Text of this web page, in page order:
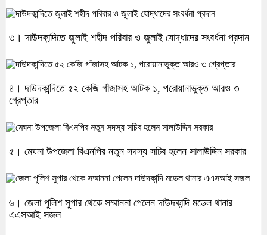
৩। দাউদকান্দিতে জুলাই শহীদ পরিবার ও জুলাই যোদ্ধাদের সংবর্ধনা প্রদান
৪। দাউদকান্দিতে ৫২ কেজি গাঁজাসহ আটক ১, পরোয়ানাভুক্ত আরও ৩
গ্রেপ্তার
৫। মেঘনা উপজেলা বিএনপির নতুন সদস্য সচিব হলেন সালাউদ্দিন সরকার
৬। জেলা পুলিশ সুপার থেকে সম্মাননা পেলেন দাউদকান্দি মডেল থানার
এএসআই সজল